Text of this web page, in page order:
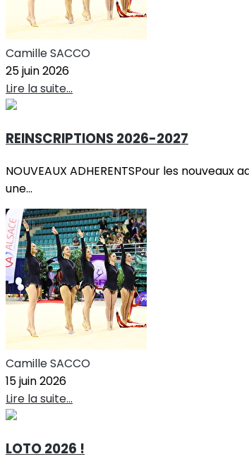
Camille SACCO
25 juin 2026
Lire la suite...
REINSCRIPTIONS 2026-2027
NOUVEAUX ADHERENTSPour les
une...
Camille SACCO
15 juin 2026
Lire la suite...
LOTO 2026 !